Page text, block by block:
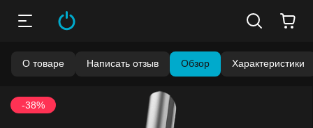
О товаре Написать отзыв Обзор Характеристики
-38%